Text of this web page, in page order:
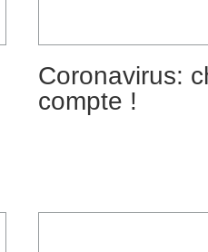
Coronavirus:
compte !